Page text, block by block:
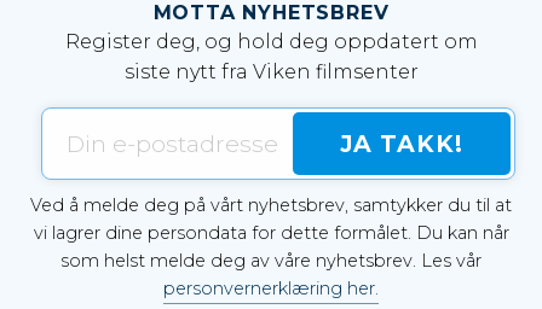
MOTTA NYHETSBREV
Register deg, og hold deg oppdatert om
siste nytt fra Viken filmsenter
Ved å melde deg på vårt nyhetsbrev, samtykker du til at
vi lagrer dine persondata for dette formålet. Du kan når
som helst melde deg av våre nyhetsbrev. Les vår
personvernerklæring her.